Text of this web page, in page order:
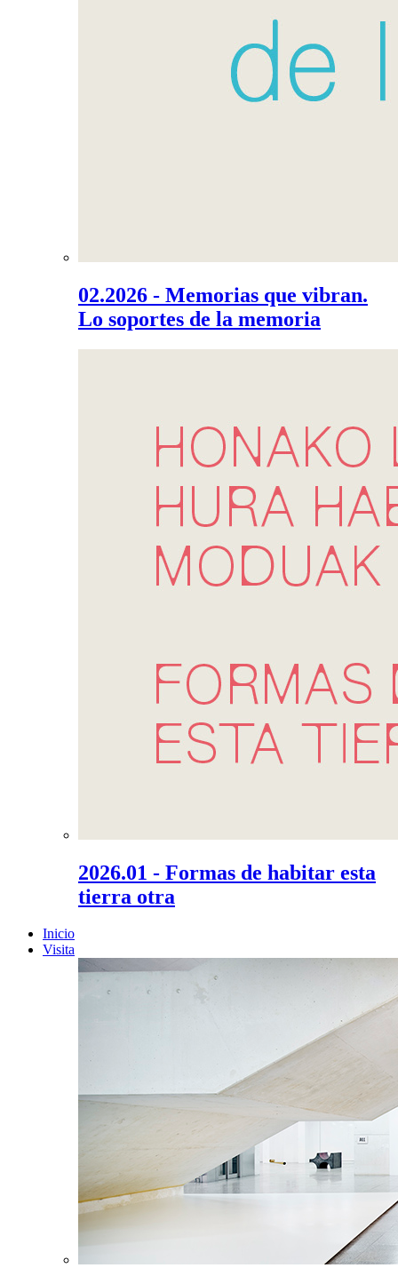
02.2026 - Memorias que vibran.
Lo soportes de la memoria
2026.01 - Formas de habitar esta
tierra otra
Inicio
Visita